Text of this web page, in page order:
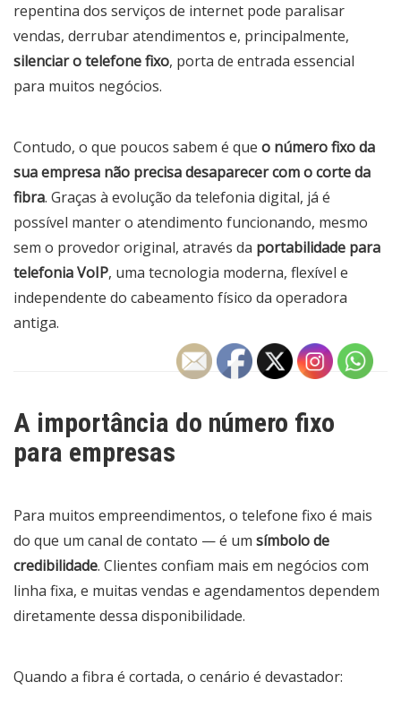
repentina dos serviços de internet pode paralisar
vendas, derrubar atendimentos e, principalmente,
silenciar o telefone fixo, porta de entrada essencial
para muitos negócios.
Contudo, o que poucos sabem é que o número fixo da
sua empresa não precisa desaparecer com o corte da
fibra. Graças à evolução da telefonia digital, já é
possível manter o atendimento funcionando, mesmo
sem o provedor original, através da portabilidade para
telefonia VoIP, uma tecnologia moderna, flexível e
independente do cabeamento físico da operadora
antiga.
A importância do número fixo
para empresas
Para muitos empreendimentos, o telefone fixo é mais
do que um canal de contato — é um símbolo de
credibilidade. Clientes confiam mais em negócios com
linha fixa, e muitas vendas e agendamentos dependem
diretamente dessa disponibilidade.
Quando a fibra é cortada, o cenário é devastador: